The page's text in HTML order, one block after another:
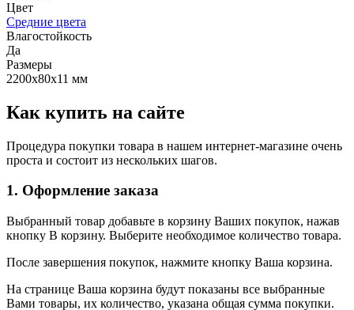
Цвет
Средние цвета
Влагостойкость
Да
Размеры
2200х80х11 мм
Как купить на сайте
Процедура покупки товара в нашем интернет-магазине очень
проста и состоит из нескольких шагов.
1. Оформление заказа
Выбранный товар добавьте в корзину Ваших покупок, нажав
кнопку В корзину. Выберите необходимое количество товара.
После завершения покупок, нажмите кнопку Ваша корзина.
На странице Ваша корзина будут показаны все выбранные
Вами товары, их количество, указана общая сумма покупки.